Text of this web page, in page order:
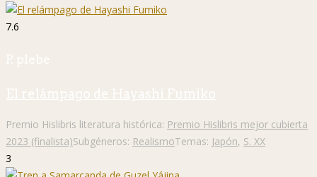
7.6
P. plebe
El relámpago de Hayashi Fumiko
Premio Hislibris literatura histórica: Premio Hislibris mejor cubierta
2023 (finalista)Subgéneros: RealismoTemas: Japón, S. XX
3